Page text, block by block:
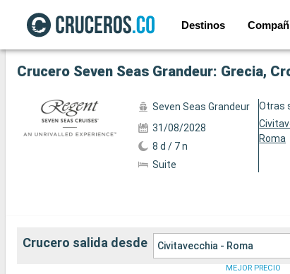
Destinos
Ver las 24 fotos siguientes
Crucero Seven Seas Grandeur: Grecia,
Seven Seas Grandeur
31/08/2028
8 d / 7 n
Suite
Otras
Roma
Crucero salida desde Civitavecchia - Roma
MEJOR PRECIO